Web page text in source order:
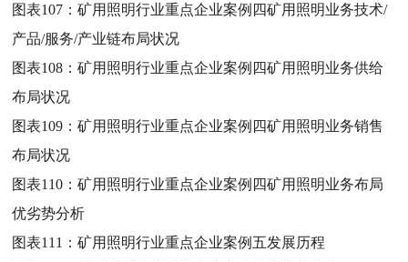
图表107：矿用照明行业重点企业案例四矿用照明业务技术/
产品/服务/产业链布局状况
图表108：矿用照明行业重点企业案例四矿用照明业务供给
布局状况
图表109：矿用照明行业重点企业案例四矿用照明业务销售
布局状况
图表110：矿用照明行业重点企业案例四矿用照明业务布局
优劣势分析
图表111：矿用照明行业重点企业案例五发展历程